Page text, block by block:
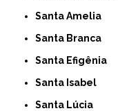
Santa Amelia
Santa Branca
Santa Efigênia
Santa Isabel
Santa Lúcia